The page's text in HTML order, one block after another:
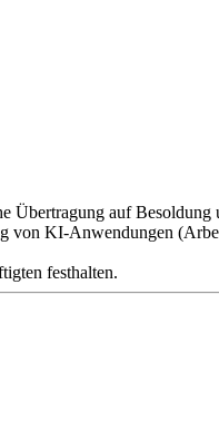
auf
KI-Anwendungen
festhalten.